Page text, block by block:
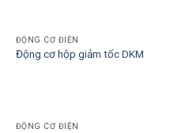
ĐỘNG CƠ ĐIỆN
Động cơ hộp giảm tốc DKM
ĐỘNG CƠ ĐIỆN